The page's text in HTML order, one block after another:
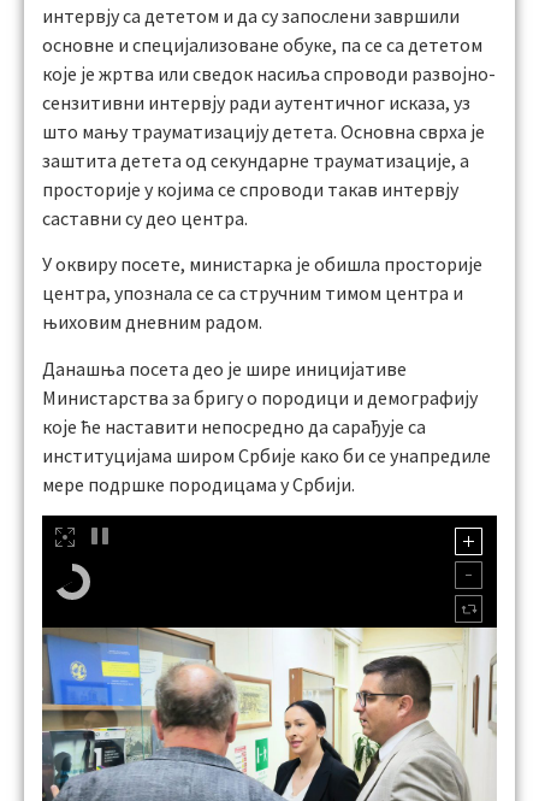
интервју са дететом и да су запослени завршили
основне и специјализоване обуке, па се са дететом
које је жртва или сведок насиља спроводи развојно-
сензитивни интервју ради аутентичног исказа, уз
што мању трауматизацију детета. Основна сврха је
заштита детета од секундарне трауматизације, а
просторије у којима се спроводи такав интервју
саставни су део центра.
У оквиру посете, министарка је обишла просторије
центра, упознала се са стручним тимом центра и
њиховим дневним радом.
Данашња посета део је шире иницијативе
Министарства за бригу о породици и демографију
које ће наставити непосредно да сарађује са
институцијама широм Србије како би се унапредиле
мере подршке породицама у Србији.